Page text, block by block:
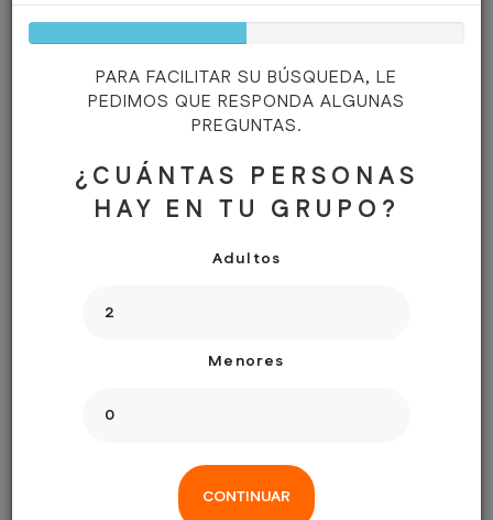
DETALLES
BARCO:
FECHA DEL INICIO:
EXCURSIONES:
PARA FACILITAR SU BÚSQUEDA, LE
PEDIMOS QUE RESPONDA ALGUNAS
PREGUNTAS.
¿CUÁNTAS PERSONAS
HAY EN TU GRUPO?
Adultos
Menores
CONTINUAR